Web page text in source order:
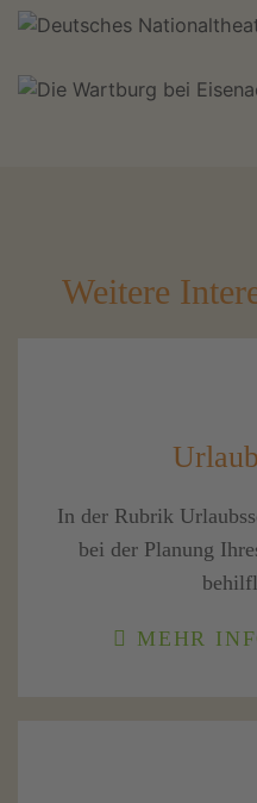
Weitere
In der Rubrik
bei der Planung
MEHR